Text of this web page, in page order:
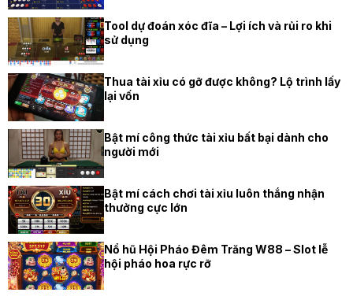
Tool dự đoán xóc đĩa – Lợi ích và rủi ro khi
sử dụng
Thua tài xỉu có gỡ được không? Lộ trình lấy
lại vốn
Bật mí công thức tài xỉu bất bại dành cho
người mới
Bật mí cách chơi tài xỉu luôn thắng nhận
thưởng cực lớn
Nổ hũ Hội Pháo Đêm Trăng W88 – Slot lễ
hội pháo hoa rực rỡ